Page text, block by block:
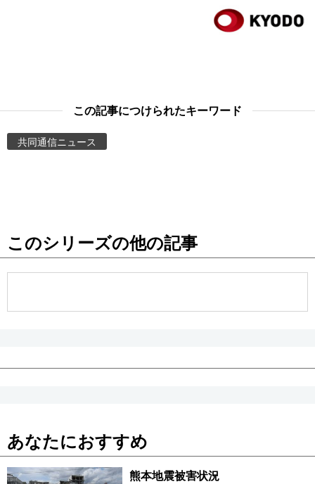
お知らせ
この記事につけられたキーワード
共同通信ニュース
このシリーズの他の記事
あなたにおすすめ
熊本地震被害状況